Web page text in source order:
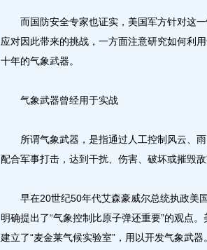
而国防安全专家也证实，美国军方针对这一
应对因此带来的挑战，一方面注意研究如何利
十年的气象武器。
气象武器曾经用于实战
所谓气象武器，是指通过人工控制风云、雨
配合军事打击，达到干扰、伤害、破坏或摧毁敌
早在20世纪50年代艾森豪威尔总统执政美
明确提出了“气象控制比原子弹还重要”的观点
建立了“麦金莱气候实验室”，用以开发气象武器。